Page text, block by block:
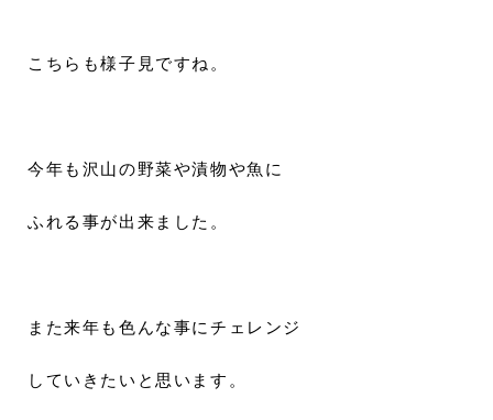
こちらも様子見ですね。
今年も沢山の野菜や漬物や魚に
ふれる事が出来ました。
また来年も色んな事にチェレンジ
していきたいと思います。